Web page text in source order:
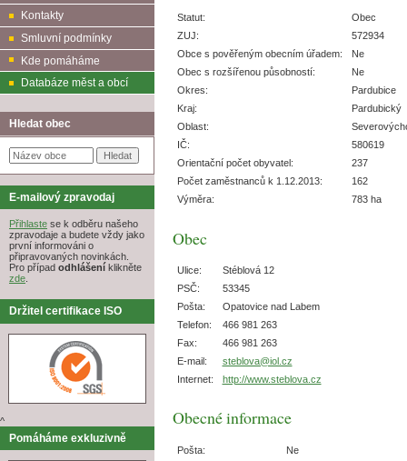
Kontakty
Smluvní podmínky
Kde pomáháme
Databáze měst a obcí
Hledat obec
E-mailový zpravodaj
Přihlaste se k odběru našeho
zpravodaje a budete vždy jako
první informováni o
připravovaných novinkách.
Pro případ odhlášení klikněte
zde.
Držitel certifikace ISO
^
Pomáháme exkluzivně
Statut:
Obec
ZUJ:
572934
Obce s pověřeným obecním úřadem:
Ne
Obec s rozšířenou působností:
Ne
Okres:
Pardubice
Kraj:
Pardubický
Oblast:
IČ:
580619
Orientační počet obyvatel:
237
Počet zaměstnanců k 1.12.2013:
162
Výměra:
783 ha
Obec
Ulice:
Stéblová 12
PSČ:
53345
Pošta:
Opatovice nad Labem
Telefon:
466 981 263
Fax:
466 981 263
E-mail:
steblova@iol.cz
Internet:
http://www.steblova.cz
Obecné informace
Pošta:
Ne